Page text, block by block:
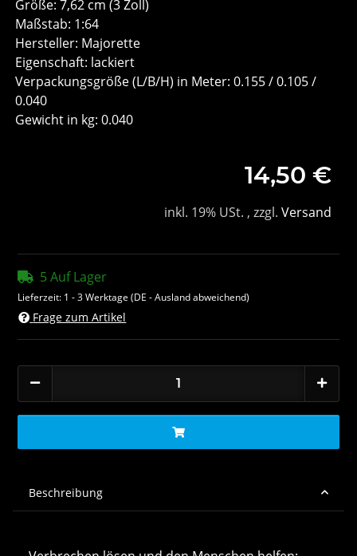
Größe: 7,62 cm (3 Zoll)
Maßstab: 1:64
Hersteller: Majorette
Eigenschaft: lackiert
Verpackungsgröße (L/B/H) in Meter: 0.155 / 0.105 /
0.040
Gewicht in kg: 0.040
14,50 €
inkl. 19% USt. , zzgl. Versand
5 Auf Lager
Lieferzeit: 1 - 3 Werktage(DE - Ausland abweichend)
Frage zum Artikel
Beschreibung